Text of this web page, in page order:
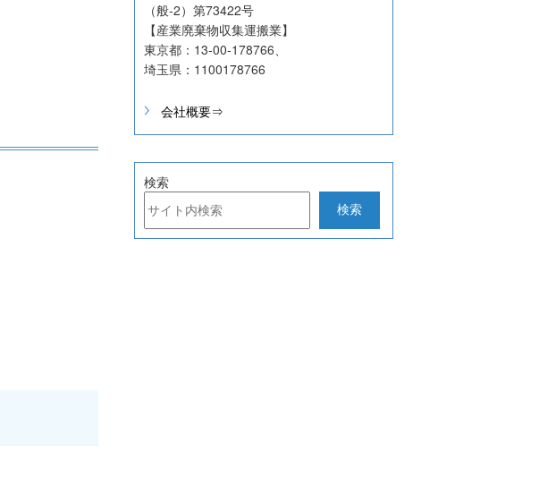
（般-2）第73422号
【産業廃棄物収集運搬業】
東京都：13-00‐178766、
埼玉県：1100178766
会社概要⇒
検索
検索